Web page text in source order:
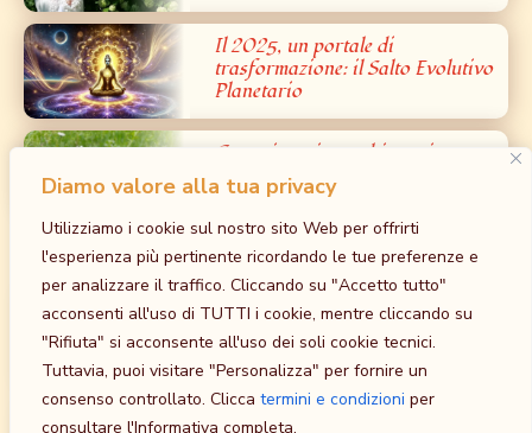
Diamo valore alla tua privacy
Utilizziamo i cookie sul nostro sito Web per offrirti
l'esperienza più pertinente ricordando le tue preferenze e
per analizzare il traffico. Cliccando su "Accetto tutto"
acconsenti all'uso di TUTTI i cookie, mentre cliccando su
"Rifiuta" si acconsente all'uso dei soli cookie tecnici.
Tuttavia, puoi visitare "Personalizza" per fornire un
consenso controllato. Clicca termini e condizioni per
consultare l'Informativa completa.
Il 2025, un portale di
trasformazione: il Salto Evolutivo
Planetario
Cosa ci sentiamo chiamati a
portare nel mondo?
Prossimi Eventi
Iniziazione al Bardo: la Grande Liberazione
dalla Paura – Tantra Bianco
30 Ottobre
1 Novembre
atTempio della Madre, Cavriago, RE
Iniziazione al Maithuna Yin: l’unione sacra